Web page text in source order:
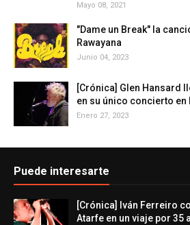
Mayo 08, 2021
"Dame un Break" la
Rawayana
Junio 04, 2023
[Crónica] Glen Hansard
en su único concierto en
Enero 27, 2023
Puede interesarte
[Crónica] Iván Ferreiro
Atarfe en un viaje por 35